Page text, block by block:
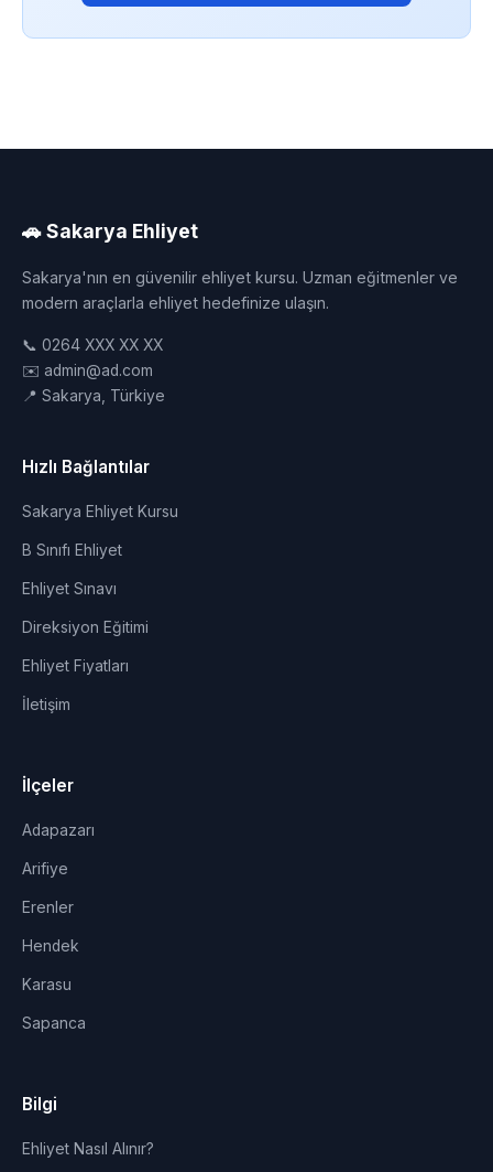
🚗 Sakarya Ehliyet
Sakarya'nın en güvenilir ehliyet kursu. Uzman eğitmenler ve
modern araçlarla ehliyet hedefinize ulaşın.
📞 0264 XXX XX XX
✉️ admin@ad.com
📍 Sakarya, Türkiye
Hızlı Bağlantılar
Sakarya Ehliyet Kursu
B Sınıfı Ehliyet
Ehliyet Sınavı
Direksiyon Eğitimi
Ehliyet Fiyatları
İletişim
İlçeler
Adapazarı
Arifiye
Erenler
Hendek
Karasu
Sapanca
Bilgi
Ehliyet Nasıl Alınır?